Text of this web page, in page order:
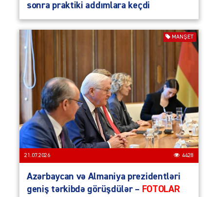
sonra praktiki addımlara keçdi
MANŞET
21.07.2026 4428
Azərbaycan və Almaniya prezidentləri
geniş tərkibdə görüşdülər – FOTOLAR